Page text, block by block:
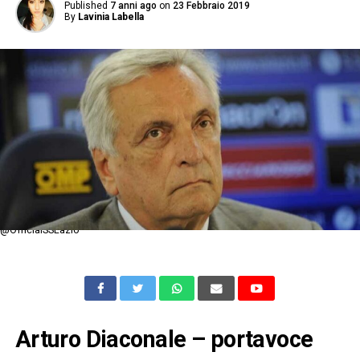
Published 7 anni ago on 23 Febbraio 2019
By Lavinia Labella
@OfficialSSLazio
Arturo Diaconale – portavoce